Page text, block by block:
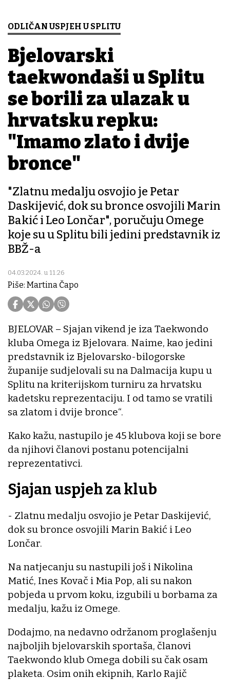
ODLIČAN USPJEH U SPLITU
Bjelovarski
taekwondaši u Splitu
se borili za ulazak u
hrvatsku repku:
"Imamo zlato i dvije
bronce"
"Zlatnu medalju osvojio je Petar
Daskijević, dok su bronce osvojili Marin
Bakić i Leo Lončar", poručuju Omege
koje su u Splitu bili jedini predstavnik iz
BBŽ-a
04.03.2024. u 11:26
Piše: Martina Čapo
BJELOVAR – Sjajan vikend je iza Taekwondo
kluba Omega iz Bjelovara. Naime, kao jedini
predstavnik iz Bjelovarsko-bilogorske
županije sudjelovali su na Dalmacija kupu u
Splitu na kriterijskom turniru za hrvatsku
kadetsku reprezentaciju. I od tamo se vratili
sa zlatom i dvije bronce“.
Kako kažu, nastupilo je 45 klubova koji se bore
da njihovi članovi postanu potencijalni
reprezentativci.
Sjajan uspjeh za klub
- Zlatnu medalju osvojio je Petar Daskijević,
dok su bronce osvojili Marin Bakić i Leo
Lončar.
Na natjecanju su nastupili još i Nikolina
Matić, Ines Kovač i Mia Pop, ali su nakon
pobjeda u prvom koku, izgubili u borbama za
medalju, kažu iz Omege.
Dodajmo, na nedavno održanom proglašenju
najboljih bjelovarskih sportaša, članovi
Taekwondo klub Omega dobili su čak osam
plaketa. Osim onih ekipnih, Karlo Rajič